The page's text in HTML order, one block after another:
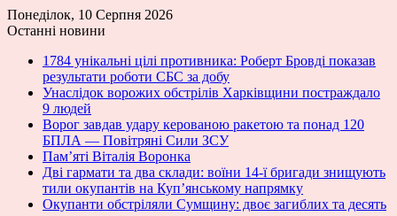
Понеділок, 10 Серпня 2026
Останні новини
1784 унікальні цілі противника: Роберт Бровді показав
результати роботи СБС за добу
Унаслідок ворожих обстрілів Харківщини постраждало
9 людей
Ворог завдав удару керованою ракетою та понад 120
БПЛА — Повітряні Сили ЗСУ
Пам’яті Віталія Воронка
Дві гармати та два склади: воїни 14-ї бригади знищують
тили окупантів на Купʼянському напрямку
Окупанти обстріляли Сумщину: двоє загиблих та десять